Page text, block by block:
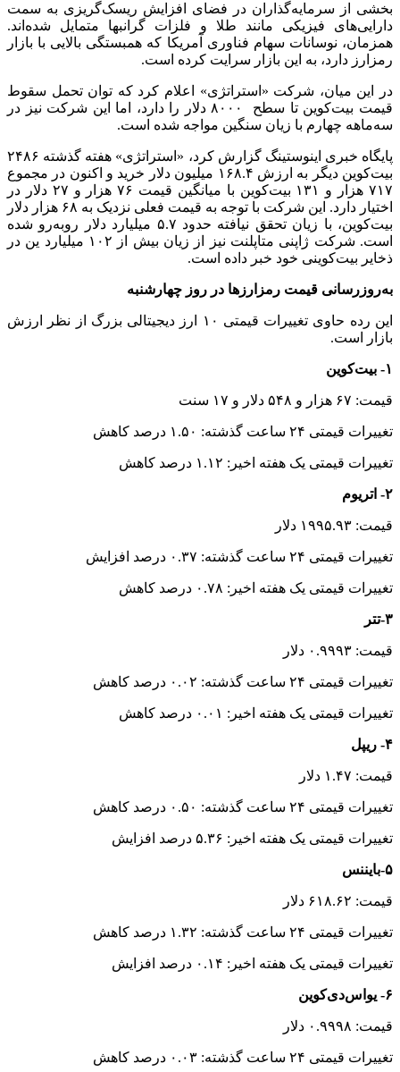
بخشی از سرمایه‌گذاران در فضای افزایش ریسک‌گریزی به سمت
دارایی‌های فیزیکی مانند طلا و فلزات گرانبها متمایل شده‌اند.
همزمان، نوسانات سهام فناوری آمریکا که همبستگی بالایی با بازار
رمزارز دارد، به این بازار سرایت کرده است.
در این میان، شرکت «استراتژی» اعلام کرد که توان تحمل سقوط
قیمت بیت‌کوین تا سطح ۸۰۰۰ دلار را دارد، اما این شرکت نیز در
سه‌ماهه چهارم با زیان سنگین مواجه شده است.
پایگاه خبری اینوستینگ گزارش کرد، «استراتژی» هفته گذشته ۲۴۸۶
بیت‌کوین دیگر به ارزش ۱۶۸.۴ میلیون دلار خرید و اکنون در مجموع
۷۱۷ هزار و ۱۳۱ بیت‌کوین با میانگین قیمت ۷۶ هزار و ۲۷ دلار در
اختیار دارد. این شرکت با توجه به قیمت فعلی نزدیک به ۶۸ هزار دلار
بیت‌کوین، با زیان تحقق‌ نیافته حدود ۵.۷ میلیارد دلار روبه‌رو شده
است. شرکت ژاپنی متاپلنت نیز از زیان بیش از ۱۰۲ میلیارد ین در
ذخایر بیت‌کوینی خود خبر داده است.
به‌روزرسانی قیمت رمزارزها در روز چهارشنبه
این رده حاوی تغییرات قیمتی ۱۰ ارز دیجیتالی بزرگ از نظر ارزش
بازار است.
۱- بیت‌کوین
قیمت: ۶۷ هزار و ۵۴۸ دلار و ۱۷ سنت
تغییرات قیمتی ۲۴ ساعت گذشته: ۱.۵۰ درصد کاهش
تغییرات قیمتی یک هفته اخیر: ۱.۱۲ درصد کاهش
۲- اتریوم
قیمت: ۱۹۹۵.۹۳ دلار
تغییرات قیمتی ۲۴ ساعت گذشته: ۰.۳۷ درصد افزایش
تغییرات قیمتی یک هفته اخیر: ۰.۷۸ درصد کاهش
۳-تتر
قیمت: ۰.۹۹۹۳ دلار
تغییرات قیمتی ۲۴ ساعت گذشته: ۰.۰۲ درصد کاهش
تغییرات قیمتی یک هفته اخیر: ۰.۰۱ درصد کاهش
۴- ریپل
قیمت: ۱.۴۷ دلار
تغییرات قیمتی ۲۴ ساعت گذشته: ۰.۵۰ درصد کاهش
تغییرات قیمتی یک هفته اخیر: ۵.۳۶ درصد افزایش
۵-بایننس
قیمت: ۶۱۸.۶۲ دلار
تغییرات قیمتی ۲۴ ساعت گذشته: ۱.۳۲ درصد کاهش
تغییرات قیمتی یک هفته اخیر: ۰.۱۴ درصد افزایش
۶- یواس‌دی‌کوین
قیمت: ۰.۹۹۹۸ دلار
تغییرات قیمتی ۲۴ ساعت گذشته: ۰.۰۳ درصد کاهش